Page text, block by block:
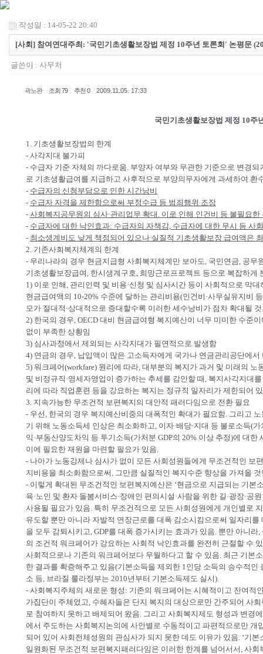
작성일 : 14-05-22 20:40
[사회] 참여연대주최: '국민기초생활보장법 제정 10주년 토론회' 논평문
글쓴이 : 사무처
곽노완 조회 79 추천 0 2009.11.05. 17:33
국민기초생활보장법 제정 10주
1. 기초생활보장법의 한계
- 사각지대 불가피
- 수급자 기준 자체의 까다로움. 부양자 여부와 무관한 기준으로 변경
로 기초생활급여를 지급하고 사후적으로 부양의무자에게 과세하여 환
- 수급자의 신청부담으로 인한 시간낭비
- 수급자 자격을 제한함으로써 부정수급 등 범죄행위 조장
- 사회복지공무원의 심사·관리업무 확대. 이로 인해 인건비 등 불필요
- 수급자에 대한 낙인효과: 수급자의 자책감, 수급자에 대한 무시 등 사
- 최소생계비도 낮게 책정되어 있으나 실질적 기초생활보장 급여액은
2. 기존사회복지체계의 한계
- 우리나라의 경우 현금지급형 사회복지체계만 보아도, 국민연금, 공무
기초생활보장급여, 한시생계구호, 희망근로프로젝트 등으로 복잡하게
1) 이로 인해, 관리인력 및 비용·신청 및 심사시간 등이 사회적으로 막
현금급여액의 10-20% 수준에 달하는 관리비용(인건비·사무실유지비
모가 절대적·상대적으로 증대할수록 이러한 세수낭비가 점차 확대될
2) 한국의 경우, OECD 대비 현금급여형 복지예산이 너무 미미한 수준
없이 부족한 상황임
3) 심사과정에서 제외되는 사각지대가 필연적으로 발생함
4) 연금의 경우, 납입액이 많은 고소득자에게 국가나 연금관리공단에
5) 워크페어(workfare) 원리에 따라, 대부분의 복지가 과거 및 미래의
및 비정규직·영세자영업이 증가하는 추세를 감안할 때, 복지사각지대
리에 따라 직업훈련 등을 강요하는 복지는 정규직 일자리가 제한되어
3. 지속가능한 무조건적 보편복지의 대안적 패러다임으로 전환 필요
- 우선, 한국의 경우 복지예산비중의 대폭적인 확대가 필요함. 그리고
기 위해 노동소득세 인상은 최소화하고, 이자·배당·지대 등 불로소득(
익·부동산양도차익 등 투기소득(가처분 GDP의 20% 이상 추정)에 대
이에 필요한 재원을 마련할 필요가 있음.
- 나아가 노동강제나 심사가 없이 모든 사회성원들에게 무조건적인 보
지비용을 최소화함으로써, 그만큼 실질적인 복지수준 향상을 가져올 것
- 이렇게 확대된 무조건적인 보편복지예산은 ‘현금으로 지급되는 기본
육·노인 및 환자 돌봄서비스·장애인 편의시설·사람을 위한 길·광장·공
사용될 필요가 있음. 특히 무조건적으로 모든 사회성원에게 개인별로
유도할 뿐만 아니라 자발적 연장근로를 대폭 감소시킴으로써 일자리
을 모두 감퇴시키고, GDP를 대폭 증가시키는 효과가 있음. 뿐만 아니
의 조건적 워크페어가 강요하는 사회적 낙인효과를 완전히 근절할 수
사회적으로나 기존의 워크페어보다 우월하다고 할 수 있음. 최근 기본
한 결과를 확증해주고 있음(기본소득을 제외한 1인당 소득의 승수적
소 등, 브라질 룰라정부는 2010년부터 기본소득제도 실시).
- 사회복지주체의 새로운 형성: 기존의 워크페어는 시혜적이고 잔여적
가집단이 주체였고, 수혜자들은 단지 복지의 대상으로만 간주되어 사
로 참여하지 못하고 배제되어 왔음. 그리고 사회복지제도 형성과 변경
에서 주도하는 사회복지논의에 사안별로 수동적이고 파편적으로만 개
되어 있어 사회전체성원의 관심사가 되지 못한 데도 이유가 있음. ‘기
일원화된 무조건적 보편복지패러다임은 이러한 한계를 넘어서서, 사